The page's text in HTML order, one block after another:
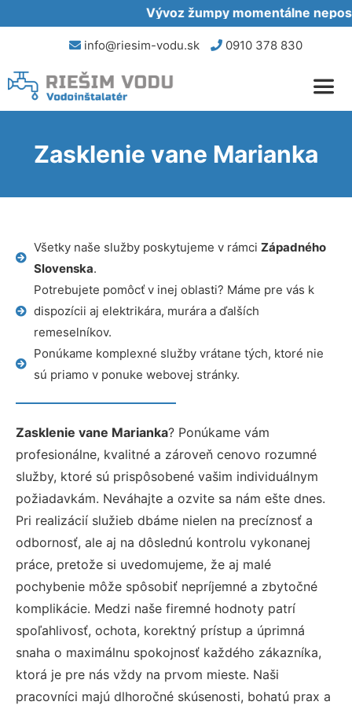
Vývoz žumpy momentálne
info@riesim-vodu.sk 0910 378 830
Zasklenie vane Marianka
Všetky naše služby poskytujeme v rámci Západného
Slovenska.
Potrebujete pomôcť v inej oblasti? Máme pre vás k
dispozícii aj elektrikára, murára a ďalších
remeselníkov.
Ponúkame komplexné služby vrátane tých, ktoré nie
sú priamo v ponuke webovej stránky.
Zasklenie vane Marianka? Ponúkame vám
profesionálne, kvalitné a zároveň cenovo rozumné
služby, ktoré sú prispôsobené vašim individuálnym
požiadavkám. Neváhajte a ozvite sa nám ešte dnes.
Pri realizácií služieb dbáme nielen na precíznosť a
odbornosť, ale aj na dôslednú kontrolu vykonanej
práce, pretože si uvedomujeme, že aj malé
pochybenie môže spôsobiť nepríjemné a zbytočné
komplikácie. Medzi naše firemné hodnoty patrí
spoľahlivosť, ochota, korektný prístup a úprimná
snaha o maximálnu spokojnosť každého zákazníka,
ktorá je pre nás vždy na prvom mieste. Naši
pracovníci majú dlhoročné skúsenosti, bohatú prax a